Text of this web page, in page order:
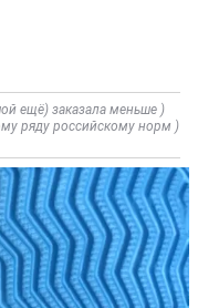
ещё) заказала меньше )
ряду российскому норм )